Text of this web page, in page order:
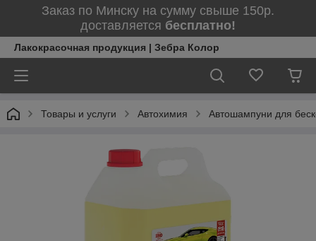
Заказ по Минску на сумму свыше 150р.
доставляется бесплатно!
Лакокрасочная продукция | Зебра Колор
Товары и услуги Автохимия Автошампуни для